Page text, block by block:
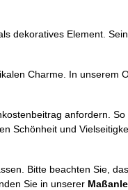
dekoratives Element.
Charme. In unserem
anfordern.
Schönheit und
Bitte beachten Sie,
Sie in unserer